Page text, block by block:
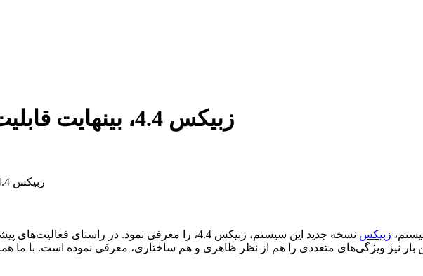
زبیکس 4.4، بینهایت قابلیت در یک مانیتورینگ جامع
زبیکس
نسخه جدید این سیستم، زبیکس 4.4، را معرفی نمود. در